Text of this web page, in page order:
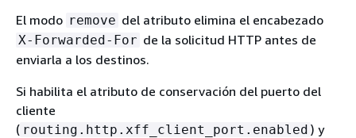
El modo remove del atributo elimina el encabezado
X-Forwarded-For de la solicitud HTTP antes de
enviarla a los destinos.
Si habilita el atributo de conservación del puerto del
cliente
( routing.http.xff_client_port.enabled ) y